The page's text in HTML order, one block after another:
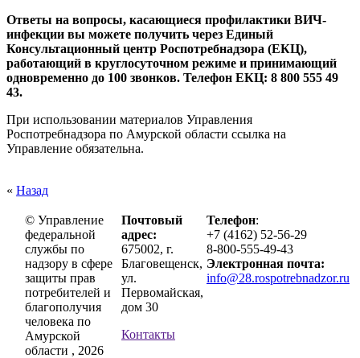
Ответы на вопросы, касающиеся профилактики ВИЧ-
инфекции вы можете получить через Единый
Консультационный центр Роспотребнадзора (ЕКЦ),
работающий в круглосуточном режиме и принимающий
одновременно до 100 звонков. Телефон ЕКЦ: 8 800 555 49
43.
При использовании материалов Управления
Роспотребнадзора по Амурской области ссылка на
Управление обязательна.
« Назад
© Управление
федеральной
службы по
надзору в сфере
защиты прав
потребителей и
благополучия
человека по
Амурской
области , 2026
Почтовый
адрес:
675002, г.
Благовещенск,
ул.
Первомайская,
дом 30
Контакты
Телефон:
+7 (4162) 52-56-29
8-800-555-49-43
Электронная почта:
info@28.rospotrebnadzor.ru